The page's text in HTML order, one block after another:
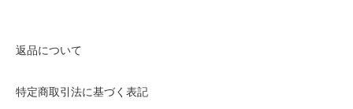
返品について
特定商取引法に基づく表記